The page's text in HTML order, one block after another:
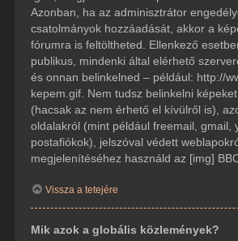
Azonban, ha az adminisztrátor
csatolmányok hozzáadását, akkor a
fórumra is feltöltheted. Ellenkező
publikus, mindenki által elérhető
és onnan belinkelned – például: http://
kepem.gif. Nem tudsz belinkelni
(hacsak az nem érhető el kívülről is),
oldalakról (mint például freemail, gmail,
postafiókok), jelszóval védett
megjelenítéséhez használd az [img]
Vissza a tetejére
Mik azok a globális közlemények?